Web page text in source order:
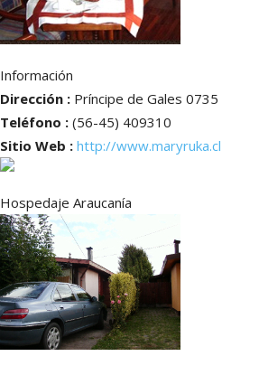
Información
Dirección : Príncipe de Gales 0735
Teléfono : (56-45) 409310
Sitio Web : http://www.maryruka.cl
Hospedaje Araucanía